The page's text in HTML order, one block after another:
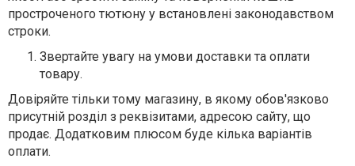
простроченого тютюну у встановлені законодавством
строки.
Звертайте увагу на умови доставки та оплати
товару.
Довіряйте тільки тому магазину, в якому обов'язково
присутній розділ з реквізитами, адресою сайту, що
продає. Додатковим плюсом буде кілька варіантів
оплати.